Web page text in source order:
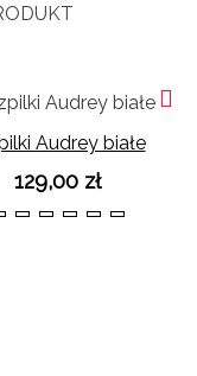
Audrey białe
129,00 zł
3738394041